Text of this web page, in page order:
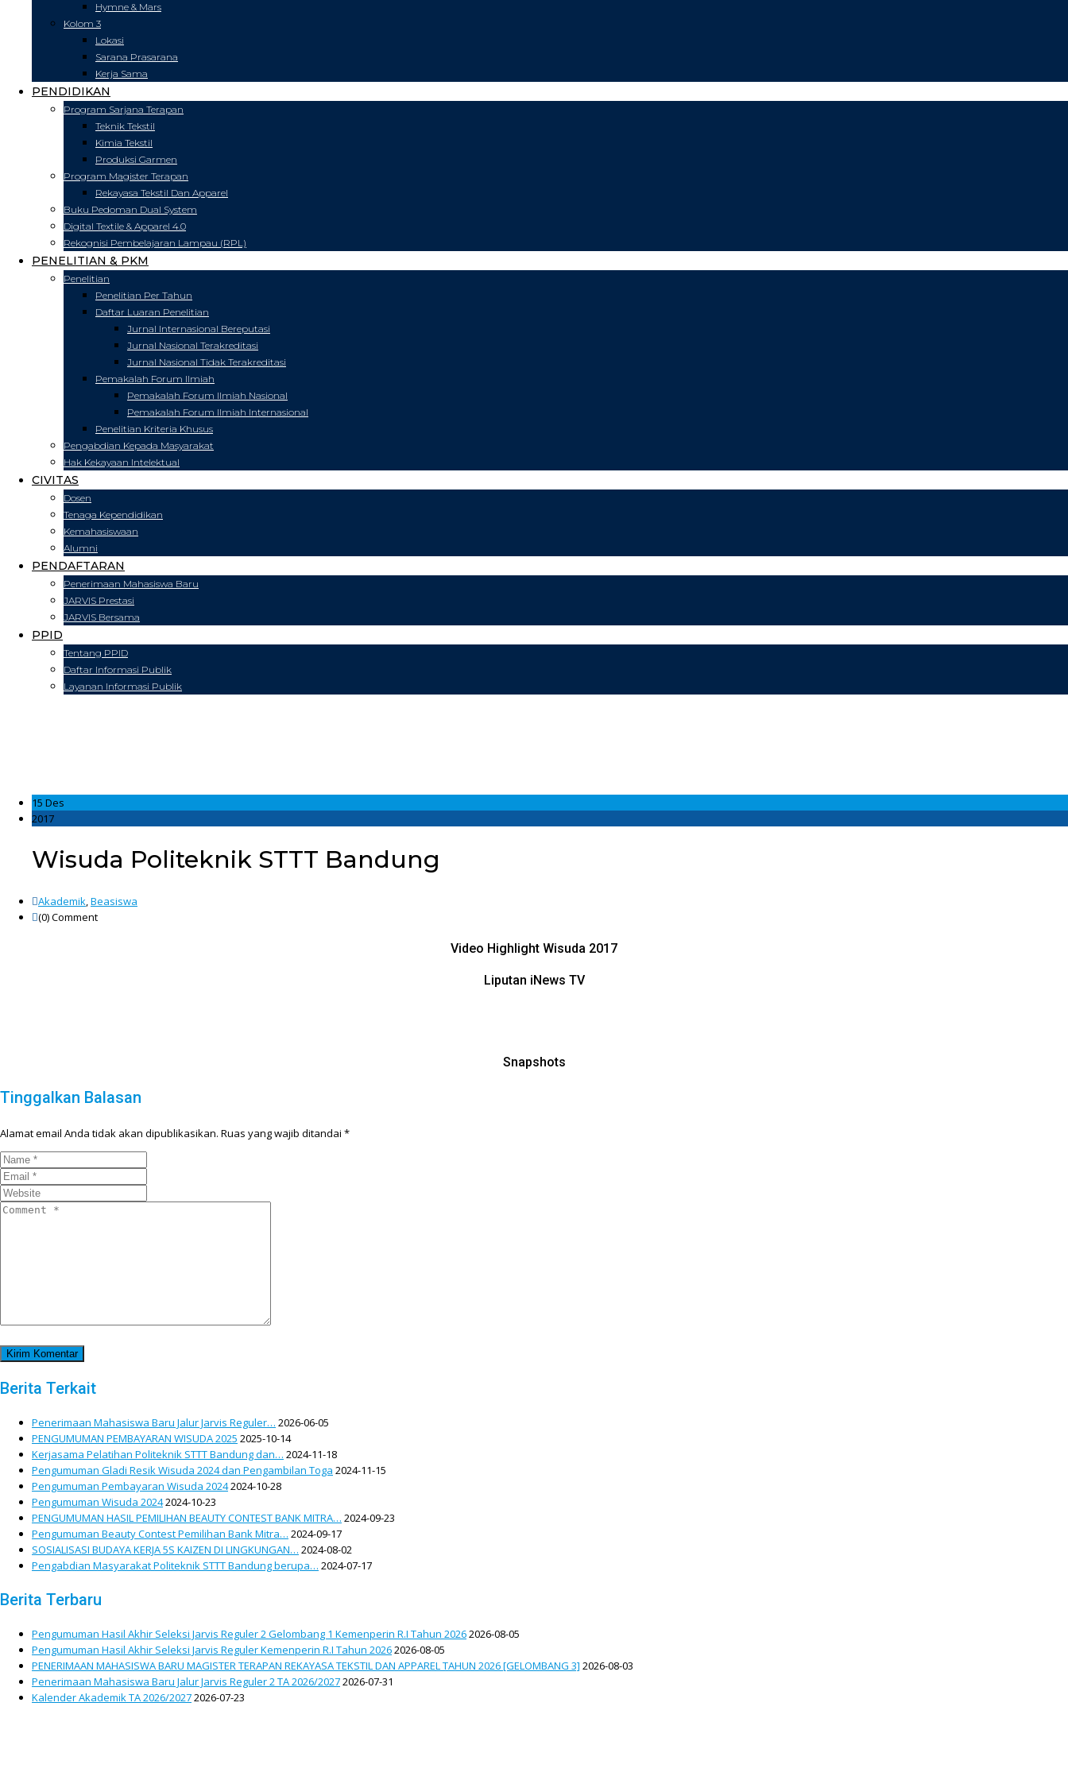
Hymne & Mars
Kolom 3
Lokasi
Sarana Prasarana
Kerja Sama
PENDIDIKAN
Program Sarjana Terapan
Teknik Tekstil
Kimia Tekstil
Produksi Garmen
Program Magister Terapan
Rekayasa Tekstil Dan Apparel
Buku Pedoman Dual System
Digital Textile & Apparel 4.0
Rekognisi Pembelajaran Lampau (RPL)
PENELITIAN & PKM
Penelitian
Penelitian Per Tahun
Daftar Luaran Penelitian
Jurnal Internasional Bereputasi
Jurnal Nasional Terakreditasi
Jurnal Nasional Tidak Terakreditasi
Pemakalah Forum Ilmiah
Pemakalah Forum Ilmiah Nasional
Pemakalah Forum Ilmiah Internasional
Penelitian Kriteria Khusus
Pengabdian Kepada Masyarakat
Hak Kekayaan Intelektual
CIVITAS
Dosen
Tenaga Kependidikan
Kemahasiswaan
Alumni
PENDAFTARAN
Penerimaan Mahasiswa Baru
JARVIS Prestasi
JARVIS Bersama
PPID
Tentang PPID
Daftar Informasi Publik
Layanan Informasi Publik
15 Des
2017
Wisuda Politeknik STTT Bandung
Akademik,Beasiswa
(0)Comment
Video Highlight Wisuda 2017
Liputan iNews TV
Snapshots
Tinggalkan Balasan
Alamat email Anda tidak akan dipublikasikan. Ruas yang wajib ditandai *
Berita Terkait
Penerimaan Mahasiswa Baru Jalur Jarvis Reguler… 2026-06-05
PENGUMUMAN PEMBAYARAN WISUDA 2025 2025-10-14
Kerjasama Pelatihan Politeknik STTT Bandung dan… 2024-11-18
Pengumuman Gladi Resik Wisuda 2024 dan Pengambilan Toga 2024-11-15
Pengumuman Pembayaran Wisuda 20242024-10-28
Pengumuman Wisuda 20242024-10-23
PENGUMUMAN HASIL PEMILIHAN BEAUTY CONTEST BANK MITRA… 2024-09-23
Pengumuman Beauty Contest Pemilihan Bank Mitra… 2024-09-17
SOSIALISASI BUDAYA KERJA 5S KAIZEN DI LINGKUNGAN… 2024-08-02
Pengabdian Masyarakat Politeknik STTT Bandung berupa… 2024-07-17
Berita Terbaru
Pengumuman Hasil Akhir Seleksi Jarvis Reguler 2 Gelombang 1 Kemenperin R.I Tahun 20262026-08-05
Pengumuman Hasil Akhir Seleksi Jarvis Reguler Kemenperin R.I Tahun 20262026-08-05
PENERIMAAN MAHASISWA BARU MAGISTER TERAPAN REKAYASA TEKSTIL DAN APPAREL TAHUN 2026 [GELOMBANG 3] 2026-08-03
Penerimaan Mahasiswa Baru Jalur Jarvis Reguler 2 TA 2026/20272026-07-31
Kalender Akademik TA 2026/20272026-07-23